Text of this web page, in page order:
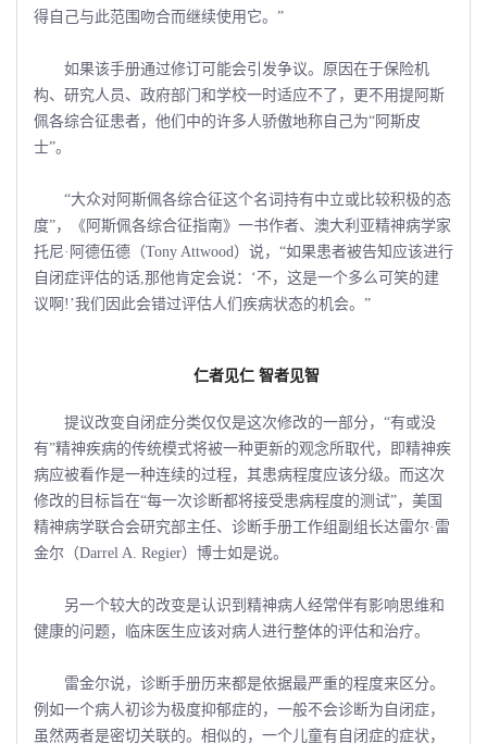
得自己与此范围吻合而继续使用它。”
如果该手册通过修订可能会引发争议。原因在于保险机
构、研究人员、政府部门和学校一时适应不了，更不用提阿斯
佩各综合征患者，他们中的许多人骄傲地称自己为“阿斯皮
士”。
“大众对阿斯佩各综合征这个名词持有中立或比较积极的态
度”，《阿斯佩各综合征指南》一书作者、澳大利亚精神病学家
托尼·阿德伍德（Tony Attwood）说，“如果患者被告知应该进行
自闭症评估的话,那他肯定会说：‘不，这是一个多么可笑的建
议啊!’我们因此会错过评估人们疾病状态的机会。”
仁者见仁 智者见智
提议改变自闭症分类仅仅是这次修改的一部分，“有或没
有”精神疾病的传统模式将被一种更新的观念所取代，即精神疾
病应被看作是一种连续的过程，其患病程度应该分级。而这次
修改的目标旨在“每一次诊断都将接受患病程度的测试”，美国
精神病学联合会研究部主任、诊断手册工作组副组长达雷尔·雷
金尔（Darrel A. Regier）博士如是说。
另一个较大的改变是认识到精神病人经常伴有影响思维和
健康的问题，临床医生应该对病人进行整体的评估和治疗。
雷金尔说，诊断手册历来都是依据最严重的程度来区分。
例如一个病人初诊为极度抑郁症的，一般不会诊断为自闭症，
虽然两者是密切关联的。相似的，一个儿童有自闭症的症状，